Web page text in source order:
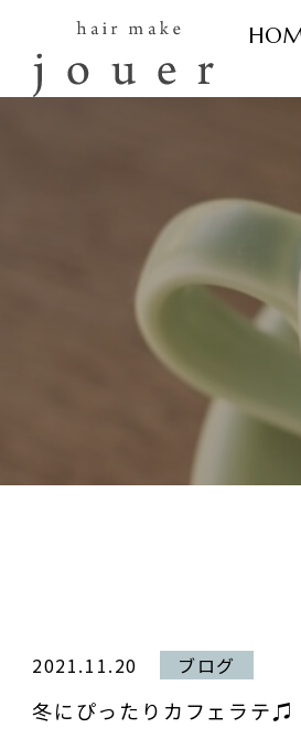
2021.11.20 ブログ
冬にぴったりカフェラテ♫